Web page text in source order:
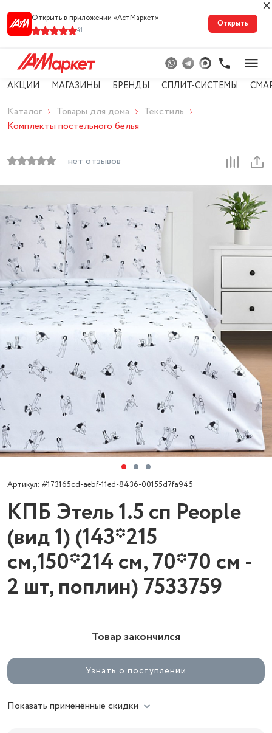
Открыть в приложении «АстМарке‪т‬»
41
Открыть
АКЦИИ МАГАЗИНЫ БРЕНДЫ СПЛИТ-СИСТЕМЫ
Каталог Товары для дома
Текстиль
Комплекты постельного белья
нет отзывов
Артикул: #173165cd-aebf-11ed-8436-00155d7fa945
КПБ Этель 1.5 сп People
(вид 1) (143*215
см,150*214 см, 70*70 см -
2 шт, поплин) 7533759
Товар закончился
Узнать о поступлении
Показать применённые скидки